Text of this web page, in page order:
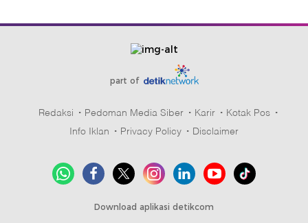
part of
Redaksi Pedoman Media Siber Karir
Kotak Pos
Info Iklan
Privacy Policy Disclaimer
Download aplikasi detikcom